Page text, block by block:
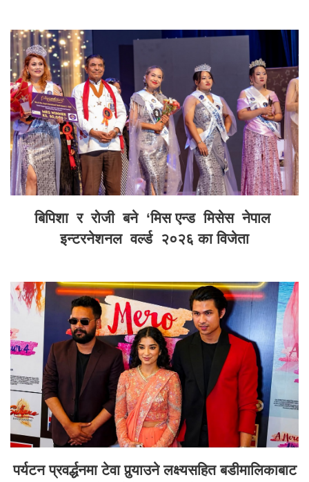
बिपिशा र रोजी बने ‘मिस एन्ड मिसेस नेपाल
इन्टरनेशनल वर्ल्ड २०२६ का विजेता
पर्यटन प्रवर्द्धनमा टेवा पुर्‍याउने लक्ष्यसहित बडीमालिकाबाट